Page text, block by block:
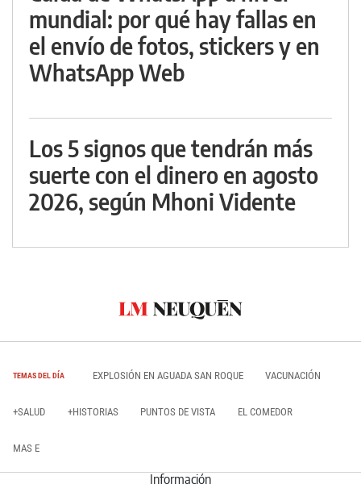
mundial: por qué hay fallas en
el envío de fotos, stickers y en
WhatsApp Web
Los 5 signos que tendrán más
suerte con el dinero en agosto
2026, según Mhoni Vidente
TEMAS DEL DÍA EXPLOSIÓN EN AGUADA SAN ROQUE VACUNACIÓN
+SALUD +HISTORIAS PUNTOS DE VISTA EL COMEDOR
MAS E
Información